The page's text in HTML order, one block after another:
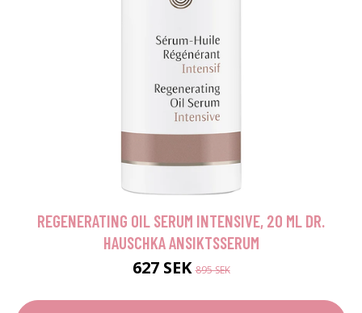
REGENERATING OIL SERUM INTENSIVE, 20 ML DR.
HAUSCHKA ANSIKTSSERUM
627 SEK895 SEK